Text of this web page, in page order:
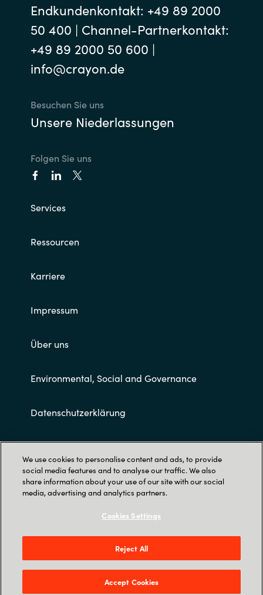
Romania
Slovenia
Spain
Endkundenkontakt: +49 89 2000
50 400 | Channel-Partnerkontakt:
+49 89 2000 50 600 |
info@crayon.de
Besuchen Sie uns
Unsere Niederlassungen
Folgen Sie uns
Services
Ressourcen
Karriere
Impressum
Über uns
Environmental, Social and Governance
Datenschutzerklärung
Allgemeine Geschäftsbedingungen
Crayon Deutschland GmbH |
Inselkammerstraße 12 | 82008 Unterhaching
We use cookies to personalise content and ads, to provide
social media features and to analyse our traffic. We also
share information about your use of our site with our social
media, advertising and analytics partners.
Cookies Settings
Reject All
Accept Cookies